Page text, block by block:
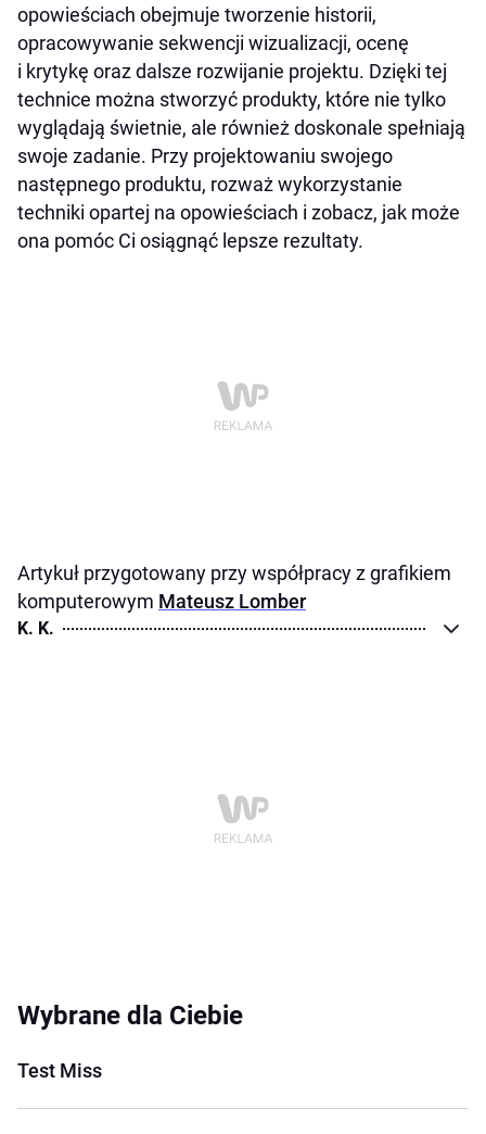
opowieściach obejmuje tworzenie historii,
opracowywanie sekwencji wizualizacji, ocenę
i krytykę oraz dalsze rozwijanie projektu. Dzięki tej
technice można stworzyć produkty, które nie tylko
wyglądają świetnie, ale również doskonale spełniają
swoje zadanie. Przy projektowaniu swojego
następnego produktu, rozważ wykorzystanie
techniki opartej na opowieściach i zobacz, jak może
ona pomóc Ci osiągnąć lepsze rezultaty.
Artykuł przygotowany przy współpracy z grafikiem
komputerowym Mateusz Lomber
K. K.
Wybrane dla Ciebie
Test Miss